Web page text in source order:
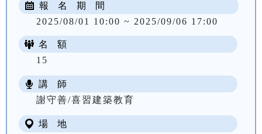
報 名 期 間
2025/08/01 10:00 ~ 2025/09/06 17:00
名 額
15
講 師
謝守善/喜習建築教育
場 地